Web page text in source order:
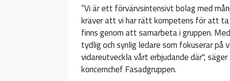
”Vi är ett förvärvsintensivt bolag med
kräver att vi har rätt kompetens för att
finns genom att samarbeta i gruppen.
tydlig och synlig ledare som fokuserar
vidareutveckla vårt erbjudande där",
koncernchef Fasadgruppen.